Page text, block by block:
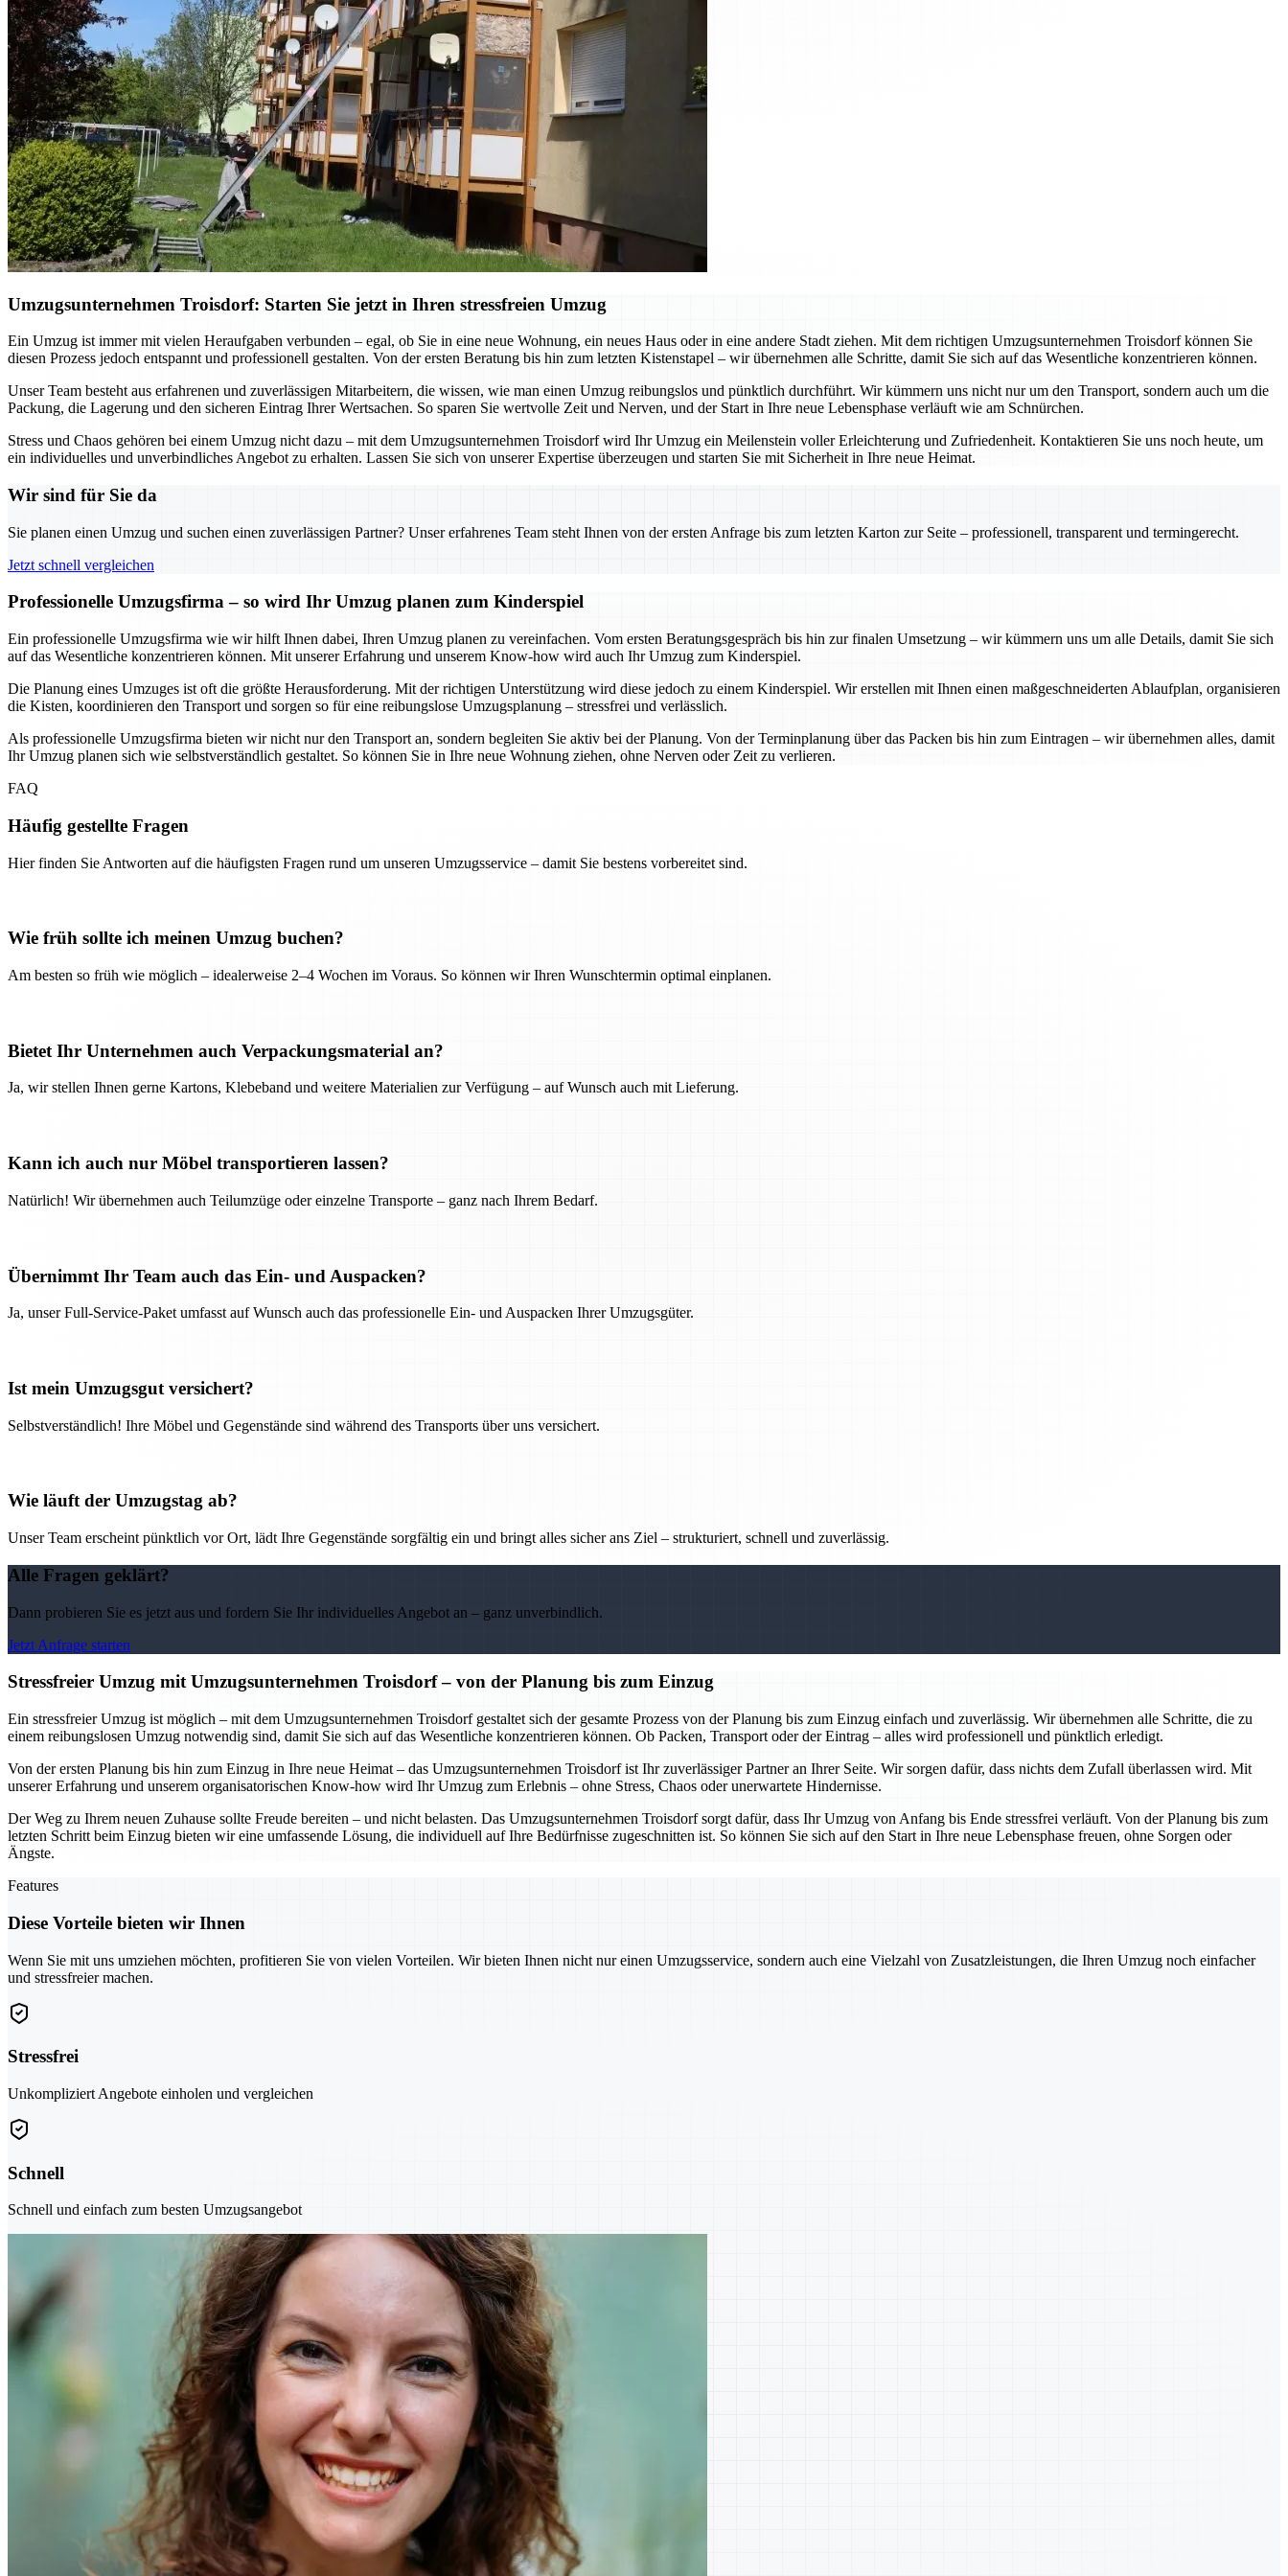
Umzugsunternehmen Troisdorf: Starten Sie jetzt in Ihren stressfreien Umzug
Ein Umzug ist immer mit vielen Heraufgaben verbunden – egal, ob Sie in eine neue Wohnung, ein neues Haus oder in eine andere Stadt ziehen. Mit dem richtigen Umzugsunternehmen Troisdorf können Sie
diesen Prozess jedoch entspannt und professionell gestalten. Von der ersten Beratung bis hin zum letzten Kistenstapel – wir übernehmen alle Schritte, damit Sie sich auf das Wesentliche konzentrieren können.
Unser Team besteht aus erfahrenen und zuverlässigen Mitarbeitern, die wissen, wie man einen Umzug reibungslos und pünktlich durchführt. Wir kümmern uns nicht nur um den Transport, sondern auch um die
Packung, die Lagerung und den sicheren Eintrag Ihrer Wertsachen. So sparen Sie wertvolle Zeit und Nerven, und der Start in Ihre neue Lebensphase verläuft wie am Schnürchen.
Stress und Chaos gehören bei einem Umzug nicht dazu – mit dem Umzugsunternehmen Troisdorf wird Ihr Umzug ein Meilenstein voller Erleichterung und Zufriedenheit. Kontaktieren Sie uns noch heute, um
ein individuelles und unverbindliches Angebot zu erhalten. Lassen Sie sich von unserer Expertise überzeugen und starten Sie mit Sicherheit in Ihre neue Heimat.
Wir sind für Sie da
Sie planen einen Umzug und suchen einen zuverlässigen Partner? Unser erfahrenes Team steht Ihnen von der ersten Anfrage bis zum letzten Karton zur Seite – professionell, transparent und termingerecht.
Jetzt schnell vergleichen
Professionelle Umzugsfirma – so wird Ihr Umzug planen zum Kinderspiel
Ein professionelle Umzugsfirma wie wir hilft Ihnen dabei, Ihren Umzug planen zu vereinfachen. Vom ersten Beratungsgespräch bis hin zur finalen Umsetzung – wir kümmern uns um alle Details, damit Sie sich
auf das Wesentliche konzentrieren können. Mit unserer Erfahrung und unserem Know-how wird auch Ihr Umzug zum Kinderspiel.
Die Planung eines Umzuges ist oft die größte Herausforderung. Mit der richtigen Unterstützung wird diese jedoch zu einem Kinderspiel. Wir erstellen mit Ihnen einen maßgeschneiderten Ablaufplan, organisieren
die Kisten, koordinieren den Transport und sorgen so für eine reibungslose Umzugsplanung – stressfrei und verlässlich.
Als professionelle Umzugsfirma bieten wir nicht nur den Transport an, sondern begleiten Sie aktiv bei der Planung. Von der Terminplanung über das Packen bis hin zum Eintragen – wir übernehmen alles, damit
Ihr Umzug planen sich wie selbstverständlich gestaltet. So können Sie in Ihre neue Wohnung ziehen, ohne Nerven oder Zeit zu verlieren.
FAQ
Häufig gestellte Fragen
Hier finden Sie Antworten auf die häufigsten Fragen rund um unseren Umzugsservice – damit Sie bestens vorbereitet sind.
Wie früh sollte ich meinen Umzug buchen?
Am besten so früh wie möglich – idealerweise 2–4 Wochen im Voraus. So können wir Ihren Wunschtermin optimal einplanen.
Bietet Ihr Unternehmen auch Verpackungsmaterial an?
Ja, wir stellen Ihnen gerne Kartons, Klebeband und weitere Materialien zur Verfügung – auf Wunsch auch mit Lieferung.
Kann ich auch nur Möbel transportieren lassen?
Natürlich! Wir übernehmen auch Teilumzüge oder einzelne Transporte – ganz nach Ihrem Bedarf.
Übernimmt Ihr Team auch das Ein- und Auspacken?
Ja, unser Full-Service-Paket umfasst auf Wunsch auch das professionelle Ein- und Auspacken Ihrer Umzugsgüter.
Ist mein Umzugsgut versichert?
Selbstverständlich! Ihre Möbel und Gegenstände sind während des Transports über uns versichert.
Wie läuft der Umzugstag ab?
Unser Team erscheint pünktlich vor Ort, lädt Ihre Gegenstände sorgfältig ein und bringt alles sicher ans Ziel – strukturiert, schnell und zuverlässig.
Alle Fragen geklärt?
Dann probieren Sie es jetzt aus und fordern Sie Ihr individuelles Angebot an – ganz unverbindlich.
Jetzt Anfrage starten
Stressfreier Umzug mit Umzugsunternehmen Troisdorf – von der Planung bis zum Einzug
Ein stressfreier Umzug ist möglich – mit dem Umzugsunternehmen Troisdorf gestaltet sich der gesamte Prozess von der Planung bis zum Einzug einfach und zuverlässig. Wir übernehmen alle Schritte, die zu
einem reibungslosen Umzug notwendig sind, damit Sie sich auf das Wesentliche konzentrieren können. Ob Packen, Transport oder der Eintrag – alles wird professionell und pünktlich erledigt.
Von der ersten Planung bis hin zum Einzug in Ihre neue Heimat – das Umzugsunternehmen Troisdorf ist Ihr zuverlässiger Partner an Ihrer Seite. Wir sorgen dafür, dass nichts dem Zufall überlassen wird. Mit
unserer Erfahrung und unserem organisatorischen Know-how wird Ihr Umzug zum Erlebnis – ohne Stress, Chaos oder unerwartete Hindernisse.
Der Weg zu Ihrem neuen Zuhause sollte Freude bereiten – und nicht belasten. Das Umzugsunternehmen Troisdorf sorgt dafür, dass Ihr Umzug von Anfang bis Ende stressfrei verläuft. Von der Planung bis zum
letzten Schritt beim Einzug bieten wir eine umfassende Lösung, die individuell auf Ihre Bedürfnisse zugeschnitten ist. So können Sie sich auf den Start in Ihre neue Lebensphase freuen, ohne Sorgen oder
Ängste.
Features
Diese Vorteile bieten wir Ihnen
Wenn Sie mit uns umziehen möchten, profitieren Sie von vielen Vorteilen. Wir bieten Ihnen nicht nur einen Umzugsservice, sondern auch eine Vielzahl von Zusatzleistungen, die Ihren Umzug noch einfacher
und stressfreier machen.
Stressfrei
Unkompliziert Angebote einholen und vergleichen
Schnell
Schnell und einfach zum besten Umzugsangebot